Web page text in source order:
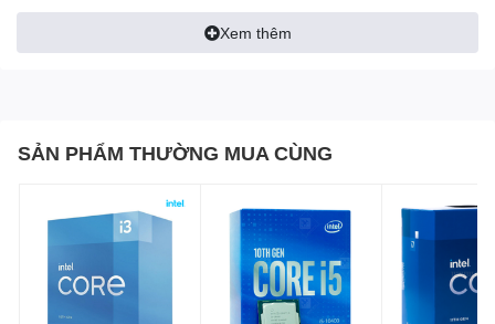
Xem thêm
SẢN PHẨM THƯỜNG MUA CÙNG